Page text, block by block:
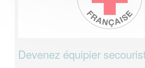
Devenez équipier